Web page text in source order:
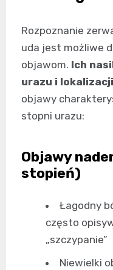
Rozpoznanie
uda jest możliwe
objawom. Ich
urazu i
objawy
stopni urazu:
Objawy
stopień)
Łagodny
często
„szczypanie”
Niewielki